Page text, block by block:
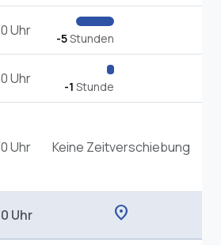
Uhr -5Stunden
Uhr -1 Stunde
Uhr Keine Zeitverschiebung
Uhr location_on